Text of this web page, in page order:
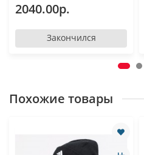
2040.00р.
Закончился
Похожие товары